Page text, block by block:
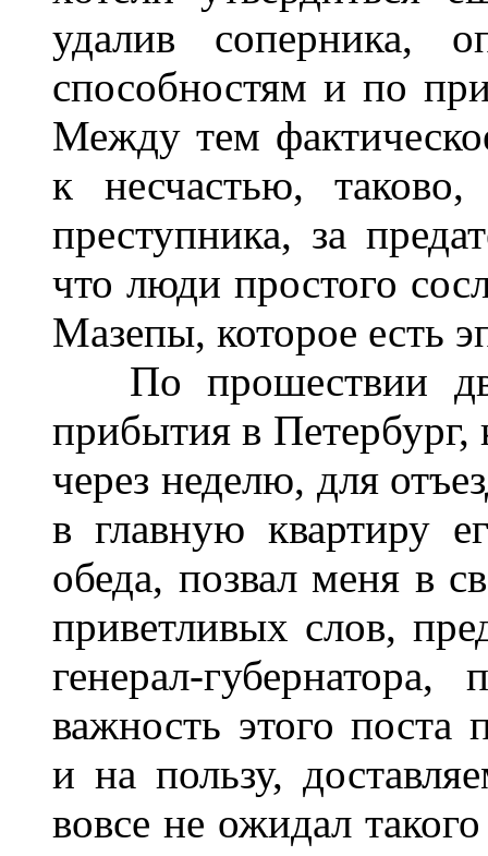
удалив соперника,
способностям и по
Между тем
к несчастью,
преступника, за
что люди простого
Мазепы, которое есть
По прошествии
прибытия в Петербург,
через неделю, для
в главную квартиру
обеда, позвал меня в
приветливых слов,
генерал-
важность этого поста
и на пользу,
вовсе не ожидал